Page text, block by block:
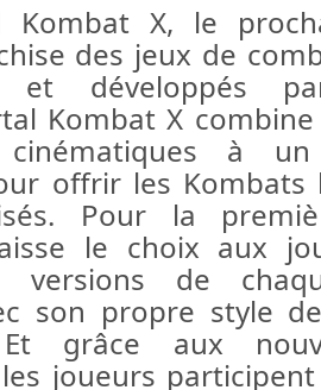
Kombat X, le
des jeux de
développés
Kombat X
à
offrir les Kombats
Pour la
le choix aux
versions de
son propre style
grâce aux
joueurs